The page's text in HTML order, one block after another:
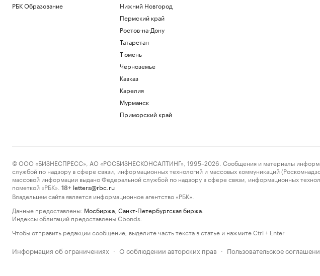
РБК Образование
Нижний Новгород
Пермский край
Ростов-на-Дону
Татарстан
Тюмень
Черноземье
Кавказ
Карелия
Мурманск
Приморский край
© ООО «БИЗНЕСПРЕСС», АО «РОСБИЗНЕСКОНСАЛТИНГ», 1995–2026. Сообщения и материалы
службой по надзору в сфере связи, информационных технологий и массовых коммуникаций
массовой информации выдано Федеральной службой по надзору в сфере связи, информационных
пометкой «РБК».
18+ letters@rbc.ru
Владельцем сайта является информационное агентство «РБК».
Данные предоставлены: Мосбиржа Санкт-Петербургская биржа
Индексы облигаций предоставлены Cbonds.
Чтобы отправить редакции сообщение, выделите часть текста в статье и нажмите Ctrl + Enter
Информация об ограничениях · О соблюдении авторских прав · Пользовательское